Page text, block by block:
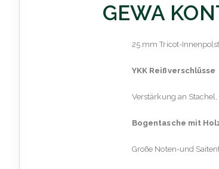
GEWA
25 mm Tricot-
YKK Reißverschlüsse
Verstärkung an
Bogentasche mit
Große Noten-und